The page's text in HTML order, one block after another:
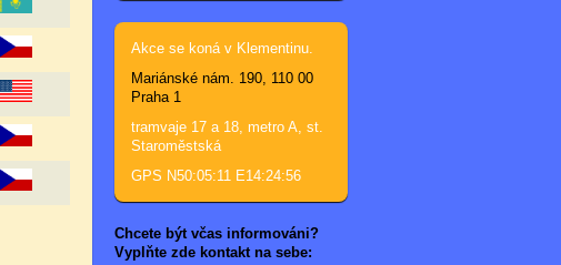
Akce se koná v Klementinu.
Mariánské nám. 190, 110 00
Praha 1
tramvaje 17 a 18, metro A, st.
Staroměstská
GPS N50:05:11 E14:24:56
Chcete být včas informováni?
Vyplňte zde kontakt na sebe: